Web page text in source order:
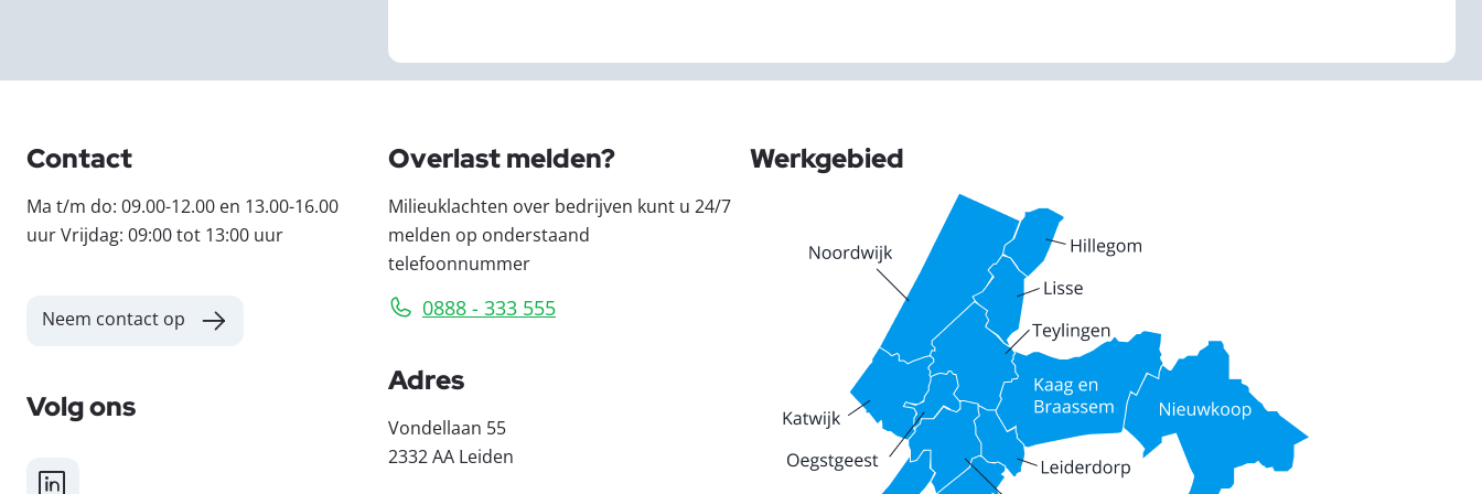
Contact
Ma t/m do: 09.00-12.00 en 13.00-16.00
uur Vrijdag: 09:00 tot 13:00 uur
Neem contact op
Volg ons
LinkedIn
Overlast melden?
Milieuklachten over bedrijven kunt u 24/7
melden op onderstaand
telefoonnummer
0888 - 333 555
Adres
Vondellaan 55
2332 AA Leiden
Werkgebied